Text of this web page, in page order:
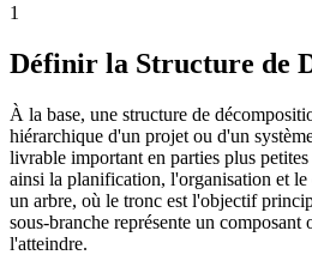
1
Définir la Structure de
À la base, une structure de
hiérarchique d'un projet ou d'un
livrable important en parties plus
ainsi la planification, l'organisation et le
un arbre, où le tronc est l'objectif
sous-branche représente un composant
l'atteindre.